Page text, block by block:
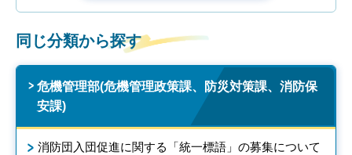
同じ分類から探す
危機管理部(危機管理政策課、防災対策課、消防保
安課)
消防団入団促進に関する「統一標語」の募集について